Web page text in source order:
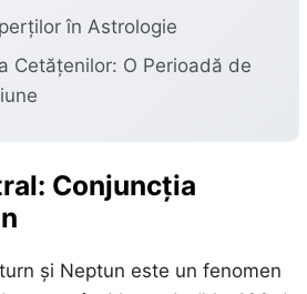
în Astrologie
Cetățenilor: O Perioadă de
Conjuncția
și Neptun este un fenomen